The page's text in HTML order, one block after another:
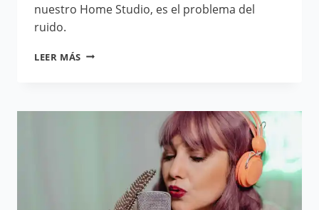
nuestro Home Studio, es el problema del
ruido.
LEER MÁS